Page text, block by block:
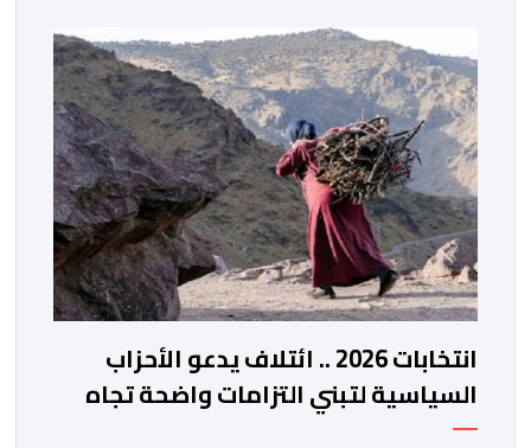
للهيئة إلى جانب الهيئة الوطنية. وذكر بلاغ للهيئة أن هذه
المنصة، التي تم إطلاقها في إطار استراتيجيتها الرامية إلى
التحديث والتحول الرقمي، تشكل خطوة مهمة في […]
انتخابات 2026 .. ائتلاف يدعو الأحزاب
السياسية لتبني التزامات واضحة تجاه
المناطق الجبلية